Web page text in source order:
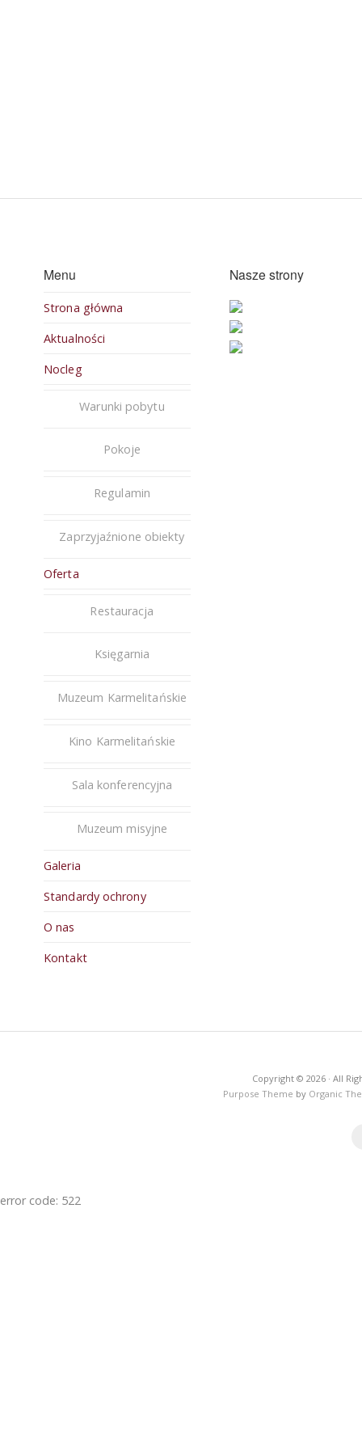
Menu
Strona główna
Aktualności
Nocleg
Warunki pobytu
Pokoje
Regulamin
Zaprzyjaźnione obiekty
Oferta
Restauracja
Księgarnia
Muzeum Karmelitańskie
Kino Karmelitańskie
Sala konferencyjna
Muzeum misyjne
Galeria
Standardy ochrony
O nas
Kontakt
Nasze strony
Copyright © 2026 · All
Purpose Theme by Organic
error code: 522